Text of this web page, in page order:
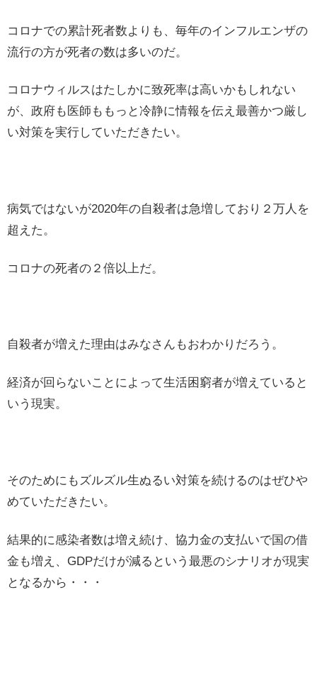
コロナでの累計死者数よりも、毎年のインフルエンザの
流行の方が死者の数は多いのだ。
コロナウィルスはたしかに致死率は高いかもしれない
が、政府も医師ももっと冷静に情報を伝え最善かつ厳し
い対策を実行していただきたい。
病気ではないが2020年の自殺者は急増しており２万人を
超えた。
コロナの死者の２倍以上だ。
自殺者が増えた理由はみなさんもおわかりだろう。
経済が回らないことによって生活困窮者が増えていると
いう現実。
そのためにもズルズル生ぬるい対策を続けるのはぜひや
めていただきたい。
結果的に感染者数は増え続け、協力金の支払いで国の借
金も増え、GDPだけが減るという最悪のシナリオが現実
となるから・・・